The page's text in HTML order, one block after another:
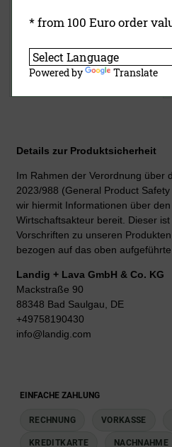
927,00 € (UVP)
inklusive MwSt.exkl.
Versandkosten
Jetzt kaufen
Details zur Produktsicherheit
Im Rahmen der Verordnung über
2023/988 (General Product
wir hiermit Informationen über
Wirtschaftsakteur bereit. Dieser
Vorschriften zu unseren
bezogen auf das oben
Landig + Lava GmbH & Co. KG
Mackstraße 90
88348 Bad Saulgau, DE
+49758190430
info@landig.com
EINFACHE ZAHLUNG
RECHNUNG VORKASSE
KREDITKARTE NACHNAHME
* from 100 Euro order
Powered by Translate